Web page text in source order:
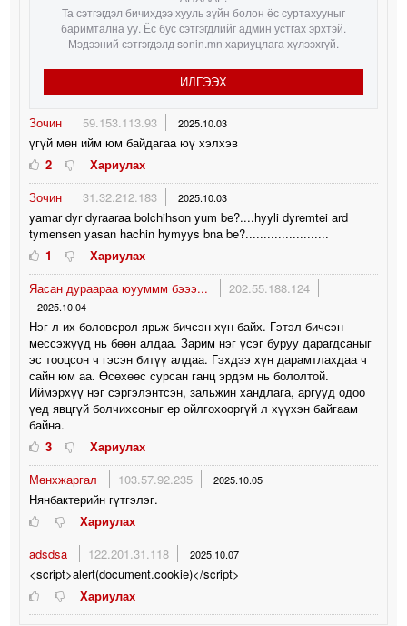
Та сэтгэгдэл бичихдээ хууль зүйн болон ёс суртахууныг
баримтална уу. Ёс бус сэтгэгдлийг админ устгах эрхтэй.
Мэдээний сэтгэгдэлд sonin.mn хариуцлага хүлээхгүй.
ИЛГЭЭХ
Зочин 59.153.113.93 2025.10.03
үгүй мөн ийм юм байдагаа юү хэлхэв
2
Хариулах
Зочин
31.32.212.183 2025.10.03
yamar dyr dyraaraa bolchihson yum be?....hyyli dyremtei ard
tymensen yasan hachin hymyys bna be?.......................
1
Хариулах
Яасан дураараа юууммм бэээ...
202.55.188.124
2025.10.04
Нэг л их боловсрол ярьж бичсэн хүн байх. Гэтэл бичсэн
мессэжүүд нь бөөн алдаа. Зарим нэг үсэг буруу дарагдсаныг
эс тооцсон ч гэсэн битүү алдаа. Гэхдээ хүн дарамтлахдаа ч
сайн юм аа. Өсөхөөс сурсан ганц эрдэм нь бололтой.
Иймэрхүү нэг сэргэлэнтсэн, зальжин хандлага, аргууд одоо
үед явцгүй болчихсоныг ер ойлгохооргүй л хүүхэн байгаам
байна.
3
Хариулах
Мөнхжаргал
103.57.92.235 2025.10.05
Нянбактерийн гүтгэлэг.
Хариулах
adsdsa
122.201.31.118 2025.10.07
<script>alert(document.cookie)</script>
Хариулах